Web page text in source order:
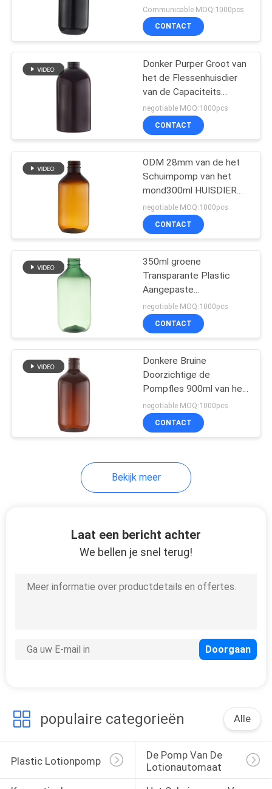
Het Desinfecterende
middelpomp van de
gallonhand
De schuimende
Pomp van de
Zeepautomaat
Plastic oliepomp
De fijne pomp van
11
Plastic
Trekkerspuitbus
HUISDIERENschuim
103
Desinfecterende middel
van de de Flessen Lege
Navulbare Vloeibare
Communicable MOQ:1000pcs
CONTACT
Donker Purper Groot van
het de Flessenhuisdier
van de Capaciteits
Plastic Lotion PCR pp
Materiaal
negotiable MOQ:1000pcs
CONTACT
ODM 28mm van de het
Schuimpomp van het
mond300ml HUISDIER
de Fles
Vriendschappelijke Eco
negotiable MOQ:1000pcs
CONTACT
350ml groene
Transparante Plastic
Aangepaste
Flessenmond 28mm
negotiable MOQ:1000pcs
CONTACT
Donkere Bruine
Doorzichtige de
Pompfles 900ml van het
HUISDIERENschuim voor
de Shampoo van de
Lichaamswas
negotiable MOQ:1000pcs
CONTACT
Bekijk meer
Laat een bericht achter
We bellen je snel terug!
populaire categorieën Alle
Plastic Lotionpomp
De Pomp Van De
Lotionautomaat